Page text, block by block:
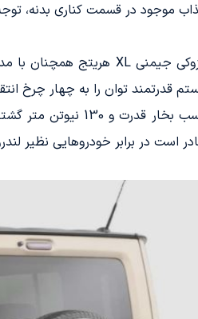
موجود در قسمت کناری بدنه،
قدرتمند توان را به چهار چرخ
گرچه پیشرانه 101
است در برابر خودروهایی نظیر